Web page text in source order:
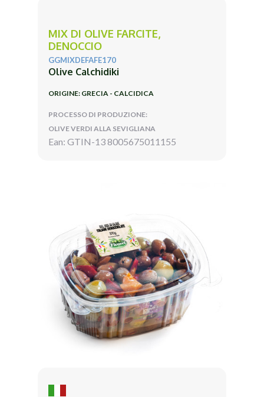
MIX DI OLIVE FARCITE,
DENOCCIO
GGMIXDEFAFE170
Olive Calchidiki
ORIGINE: GRECIA - CALCIDICA
PROCESSO DI PRODUZIONE:
OLIVE VERDI ALLA SEVIGLIANA
Ean: GTIN-13 8005675011155